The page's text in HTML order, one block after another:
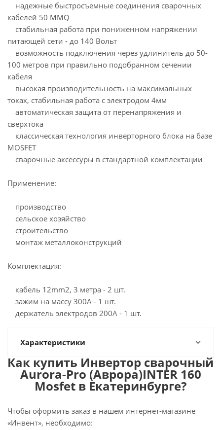
надежные быстросъемные соединения сварочных
кабелей 50 MMQ
стабильная работа при пониженном напряжении
питающей сети - до 140 Вольт
возможность подключения через удлинитель до 50-
100 метров при правильно подобранном сечении
кабеля
высокая производительность на максимальных
токах, стабильная работа с электродом 4мм
автоматическая защита от перенапряжения и
сверхтока
классическая технология инверторного блока на базе
MOSFET
сварочные аксессуры в стандартной комплектации
Применение:
производство
сельское хозяйство
строительство
монтаж металлоконструкций
Комплектация:
кабель 12mm2, 3 метра - 2 шт.
зажим на массу 300А - 1 шт.
держатель электродов 200А - 1 шт.
Характеристики
Как купить Инвертор сварочный
Aurora-Pro (Аврора)INTER 160
Mosfet в Екатеринбурге?
Чтобы оформить заказ в нашем интернет-магазине
«Инвент», необходимо: